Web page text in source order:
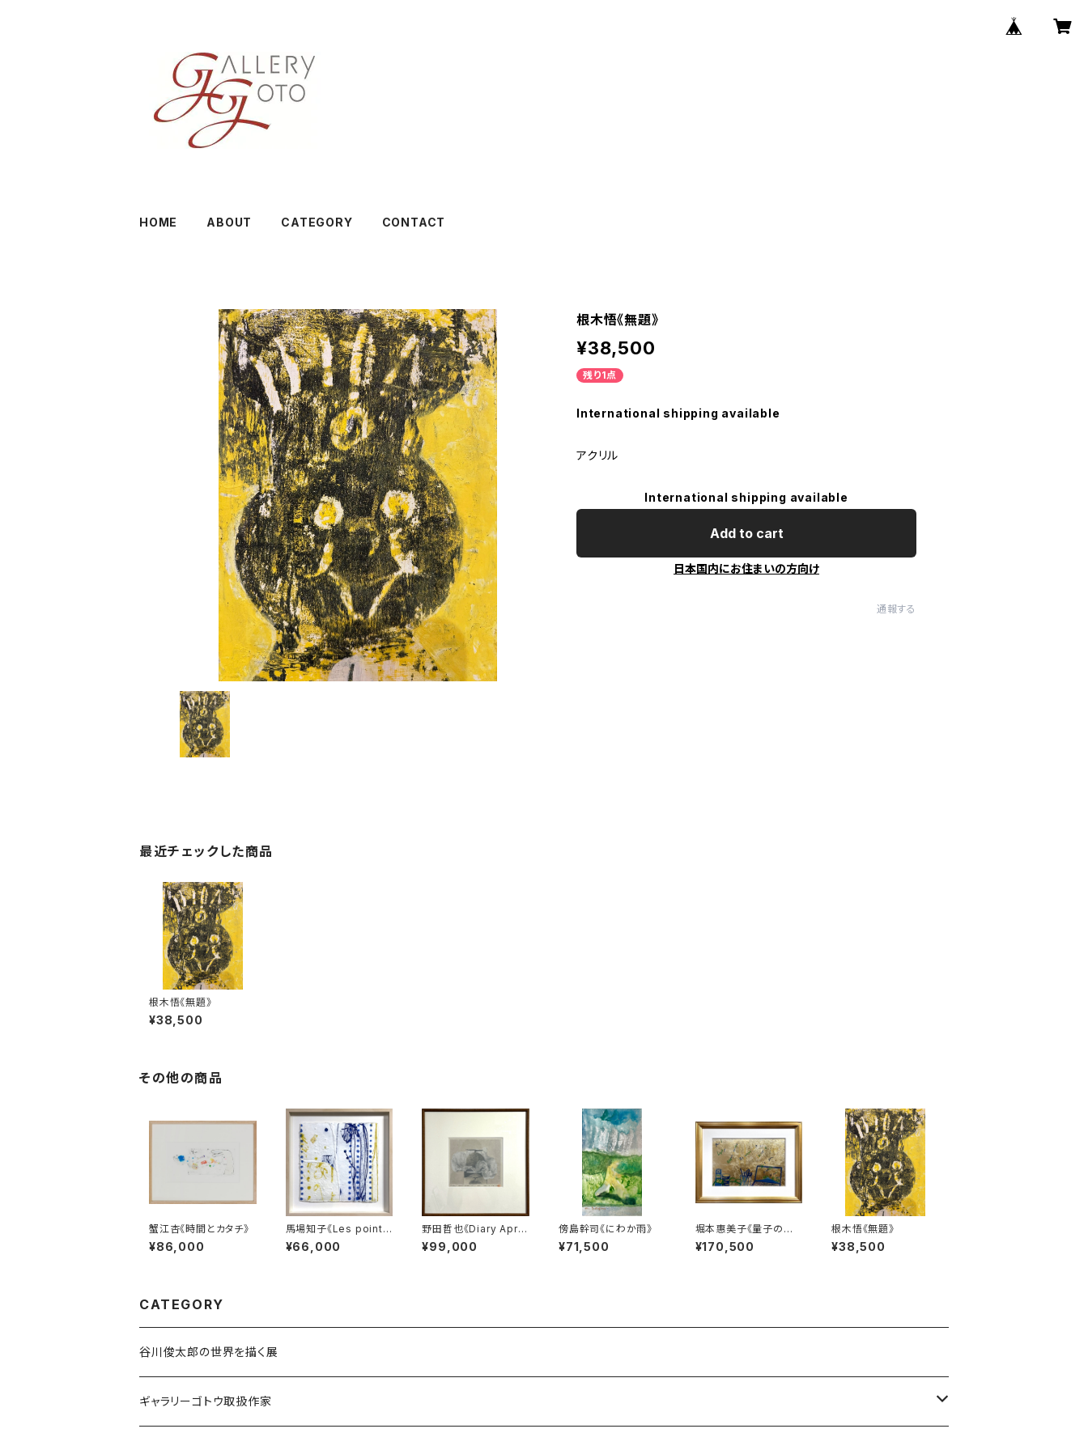
HOME ABOUT CATEGORY CONTACT
根木悟《無題》
¥38,500
残り1点
International shipping available
アクリル
International shipping available
Add to cart
日本国内にお住まいの方向け
通報する
最近チェックした商品
根木悟《無題》
¥38,500
その他の商品
蟹江杏《時間とカタチ》
¥86,000
馬場知子《Les points
bleus》
¥66,000
野田哲也《Diary April
16th '97》
¥99,000
傍島幹司《にわか雨》
¥71,500
堀本惠美子《量子の世
界へ》
¥170,500
根木悟《無題》
¥38,500
CATEGORY
谷川俊太郎の世界を描く展
ギャラリーゴトウ取扱作家